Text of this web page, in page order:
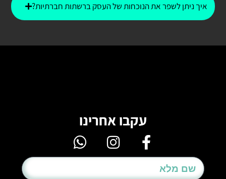
איך ניתן לשפר את הנוכחות של העסק ברשתות חברתיות?
עקבו אחרינו